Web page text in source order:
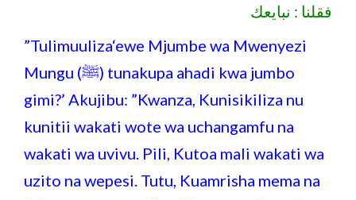
فقلنا : نبايعك
”Tulimuuliza‘ewe Mjumbe wa Mwenyezi
Mungu (ﷺ) tunakupa ahadi kwa jumbo
gimi?’ Akujibu: ”Kwanza, Kunisikiliza nu
kunitii wakati wote wa uchangamfu na
wakati wa uvivu. Pili, Kutoa mali wakati wa
uzito na wepesi. Tutu, Kuamrisha mema na